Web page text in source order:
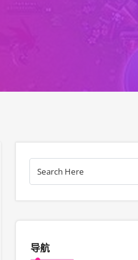
导航